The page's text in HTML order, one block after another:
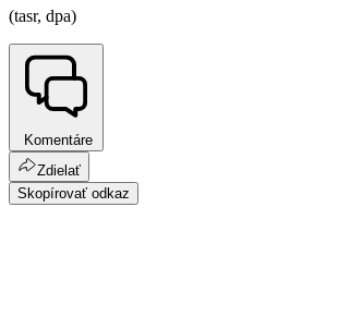
(tasr, dpa)
Komentáre
Zdielať
Skopírovať odkaz